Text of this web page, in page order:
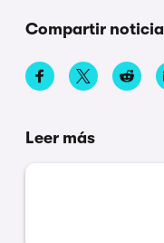
Compartir noticia
Leer más